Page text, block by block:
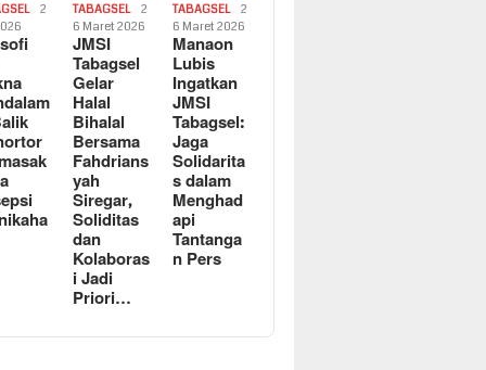
2
TABAGSEL
2
6 Maret 2026
JMSI
Tabagsel
Gelar
Halal
Bihalal
Bersama
Fahdrians
yah
Siregar,
Soliditas
dan
Kolaboras
i Jadi
Priori…
TABAGSEL
2
6 Maret 2026
Manaon
Lubis
Ingatkan
JMSI
Tabagsel:
Jaga
Solidarita
s dalam
Menghad
api
Tantanga
n Pers